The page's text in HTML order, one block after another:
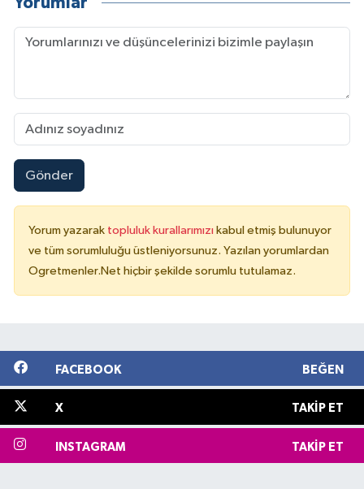
Gönder
Yorum yazarak topluluk kurallarımızı kabul etmiş bulunuyor
ve tüm sorumluluğu üstleniyorsunuz. Yazılan yorumlardan
Ogretmenler.Net hiçbir şekilde sorumlu tutulamaz.
FACEBOOK BEĞEN
X TAKIP ET
INSTAGRAM TAKIP ET